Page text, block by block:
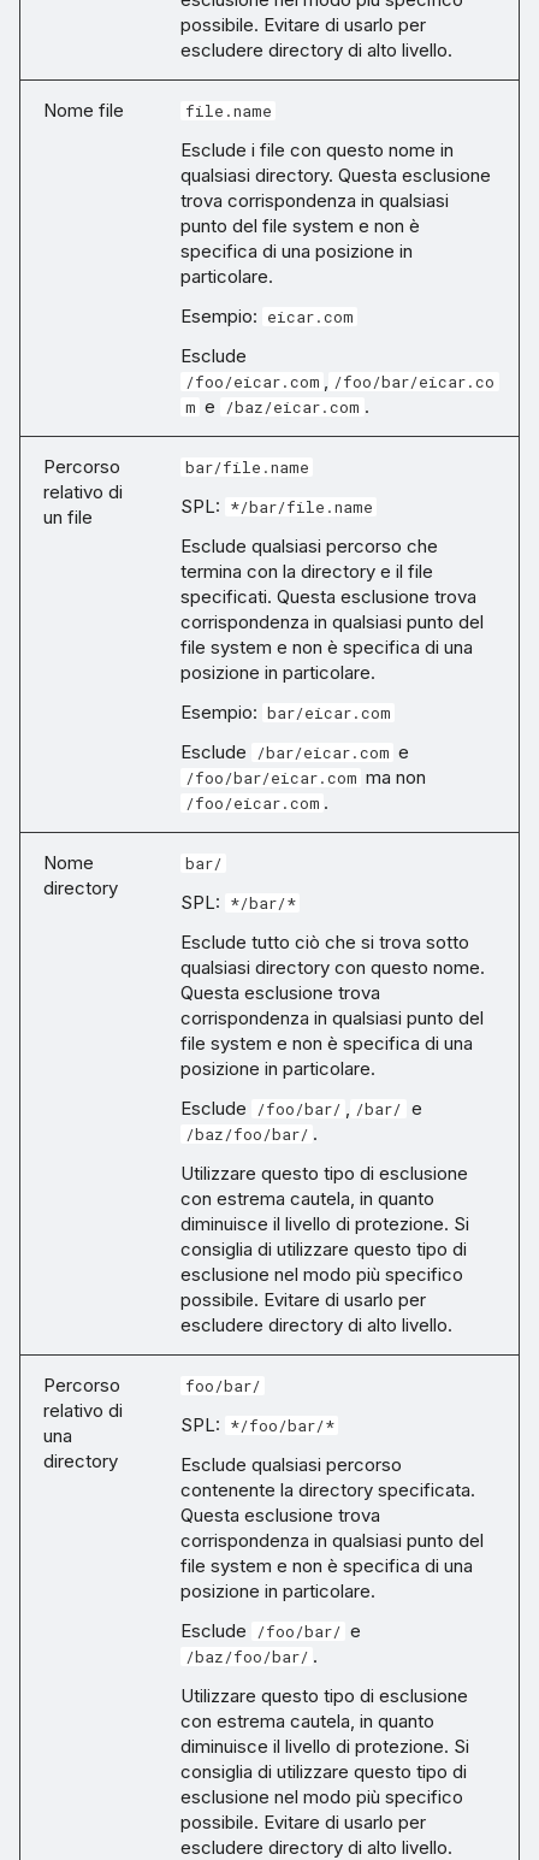
possibile. Evitare di usarlo per
escludere directory di alto livello.
Nome file file.name
Esclude i file con questo nome in
qualsiasi directory. Questa esclusione
trova corrispondenza in qualsiasi
punto del file system e non è
specifica di una posizione in
particolare.
Esempio:
eicar.com
Esclude
/foo/eicar.com
/foo/bar/eicar.co
m e /baz/eicar.com .
Percorso
relativo di
un file
bar/file.name
SPL: */bar/file.name
Esclude qualsiasi percorso che
termina con la directory e il file
specificati. Questa esclusione trova
corrispondenza in qualsiasi punto del
file system e non è specifica di una
posizione in particolare.
Esempio: bar/eicar.com
Esclude /bar/eicar.com e
/foo/bar/eicar.com ma non
/foo/eicar.com .
Nome
directory
bar/
SPL: */bar/*
Esclude tutto ciò che si trova sotto
qualsiasi directory con questo nome.
Questa esclusione trova
corrispondenza in qualsiasi punto del
file system e non è specifica di una
posizione in particolare.
Esclude
/foo/bar/ /bar/ e
/baz/foo/bar/ .
Utilizzare questo tipo di esclusione
con estrema cautela, in quanto
diminuisce il livello di protezione. Si
consiglia di utilizzare questo tipo di
esclusione nel modo più specifico
possibile. Evitare di usarlo per
escludere directory di alto livello.
Percorso
relativo di
una
directory
foo/bar/
SPL: */foo/bar/*
Esclude qualsiasi percorso
contenente la directory specificata.
Questa esclusione trova
corrispondenza in qualsiasi punto del
file system e non è specifica di una
posizione in particolare.
Esclude
/foo/bar/ e
/baz/foo/bar/ .
Utilizzare questo tipo di esclusione
con estrema cautela, in quanto
diminuisce il livello di protezione. Si
consiglia di utilizzare questo tipo di
esclusione nel modo più specifico
possibile. Evitare di usarlo per
escludere directory di alto livello.